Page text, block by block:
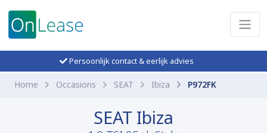
Persoonlijk contact & eerlijk advies
Home Occasions SEAT Ibiza P972FK
SEAT Ibiza